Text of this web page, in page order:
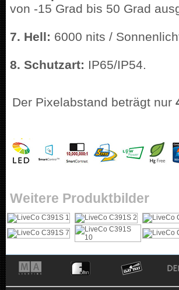
von -15 Grad bis 50 Grad
7. Hell: 6000 nits /
8. Schutzart: IP65/IP54.
Der Pixelabstand beträgt nur
Weitere Produktbilder